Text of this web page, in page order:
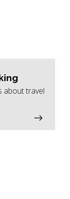
about travel